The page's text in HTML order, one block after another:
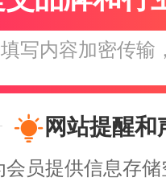
写内容加密传输
网站提醒和
会员提供信息存